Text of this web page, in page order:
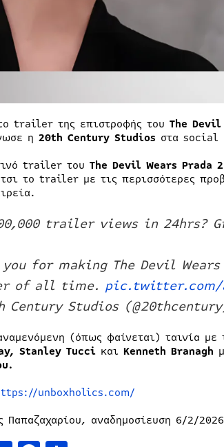
trailer της επιστροφής του The Devil
η 20th Century Studios στα social
trailer του The Devil Wears Prada 2
το trailer με τις περισσότερες
trailer views in 24hrs?
you for making The Devil
of all time. pic.twitter.com/
Century Studios
(όπως φαίνεται) ταινία με
Stanley Tucciκαι Kenneth Branagh
unboxholics.com/
Παπαζαχαρίου, αναδημοσίευση 6/2/